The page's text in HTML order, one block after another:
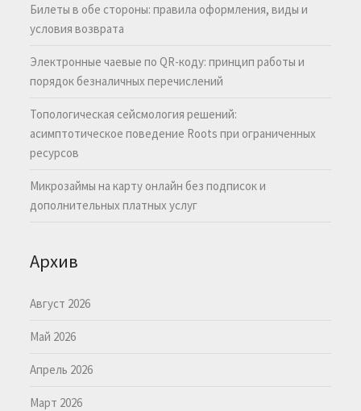
Билеты в обе стороны: правила оформления, виды и
условия возврата
Электронные чаевые по QR-коду: принцип работы и
порядок безналичных перечислений
Топологическая сейсмология решений:
асимптотическое поведение Roots при ограниченных
ресурсов
Микрозаймы на карту онлайн без подписок и
дополнительных платных услуг
Архив
Август 2026
Май 2026
Апрель 2026
Март 2026